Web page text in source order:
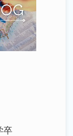
卒